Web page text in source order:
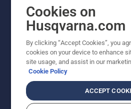
Phòng họp báo
Cookies on
Husqvarna.com
By clicking “Accept Cookies”, you
cookies on your device to enhance
site usage, and assist in our
Cookie Policy
ACCEPT